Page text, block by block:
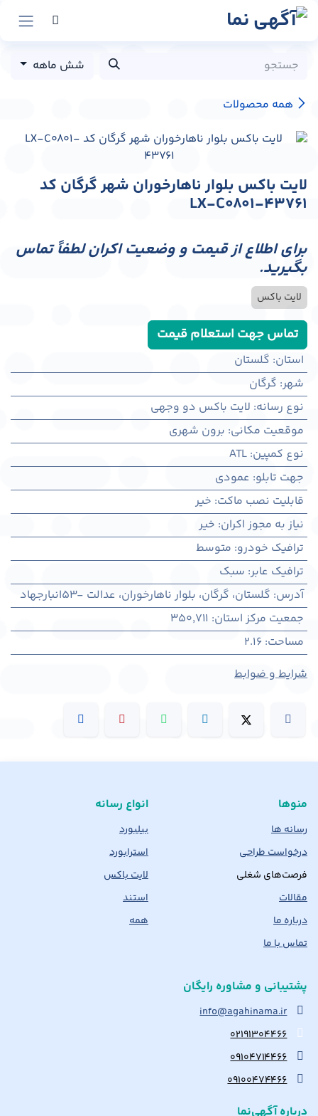
پرش به محتوا
همه محصولات
شش ماهه
لایت باکس بلوار ناهارخوران شهر گرگان کد
LX-C0801-43761
برای اطلاع از قیمت و وضعیت اکران لطفاً تماس
بگیرید.
لایت باکس
تماس جهت استعلام قیمت
استان: گلستان
شهر: گرگان
نوع رسانه: لایت باکس دو وجهی
موقعیت مکانی: برون شهری
نوع کمپین:
ATL
جهت تابلو: عمودی
قابلیت نصب ماکت: خیر
نیاز به مجوز اکران: خیر
ترافیک خودرو: متوسط
ترافیک عابر: سبک
آدرس: گلستان، گرگان، بلوار ناهارخوران، عدالت -53انبارجهاد
جمعیت مرکز استان:
350,711
مساحت:
2.16
شرایط و ضوابط
منوها
رسانه ها
درخواست طراحی
فرصت‌های شغلی
مقالات
درباره ما
تماس با ما
انواع رسانه
بیلبورد
استرابورد
لایت باکس
استند
همه
پشتیبانی و مشاوره رایگان
info@agahinama.ir
۰۲۱۹۱۳۰۴۴۶۶
۰۹۱۰۴۷۱۴۴۶۶
۰۹۱۰۰۴۷۴۴۶۶
درباره آگهی‌نما